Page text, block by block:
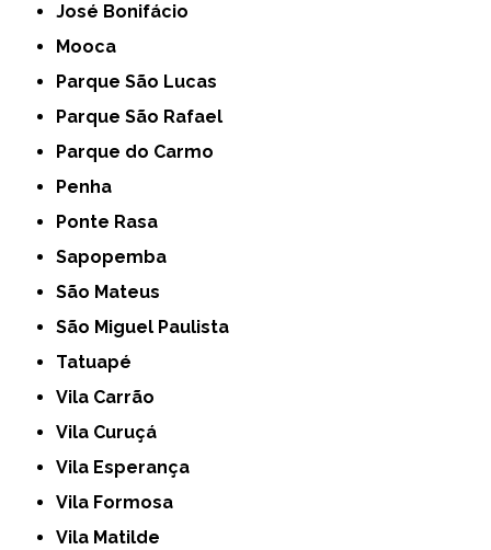
José Bonifácio
Mooca
Parque São Lucas
Parque São Rafael
Parque do Carmo
Penha
Ponte Rasa
Sapopemba
São Mateus
São Miguel Paulista
Tatuapé
Vila Carrão
Vila Curuçá
Vila Esperança
Vila Formosa
Vila Matilde